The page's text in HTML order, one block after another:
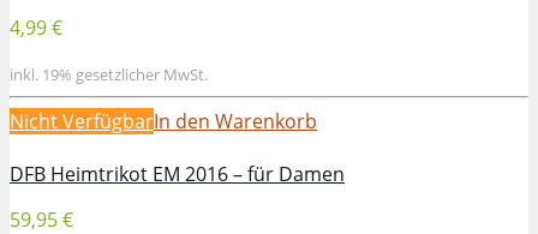
4,99 €
inkl. 19% gesetzlicher MwSt.
Nicht VerfügbarIn den Warenkorb
DFB Heimtrikot EM 2016 – für Damen
59,95 €